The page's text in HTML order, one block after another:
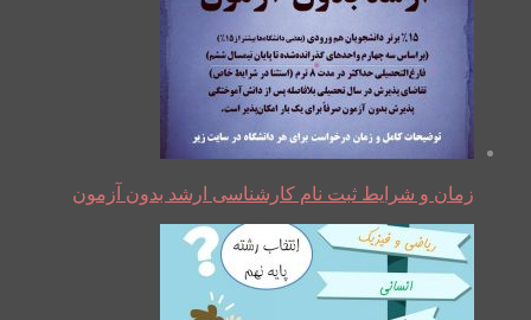
زمان و شرایط ثبت نام کارشناسی ارشد بدون آزمون